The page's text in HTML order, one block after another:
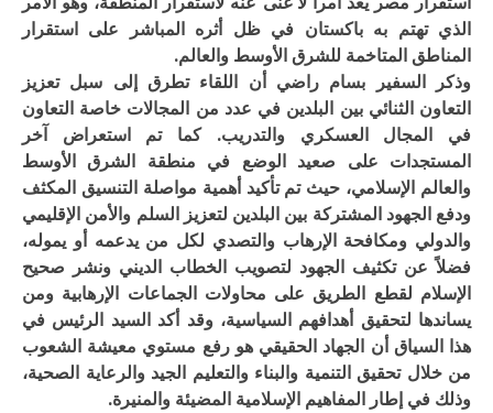
الذي تهتم به باكستان في ظل أثره المباشر على استقرار
المناطق المتاخمة للشرق الأوسط والعالم.
وذكر السفير بسام راضي أن اللقاء تطرق إلى سبل تعزيز
التعاون الثنائي بين البلدين في عدد من المجالات خاصة التعاون
في المجال العسكري والتدريب. كما تم استعراض آخر
المستجدات على صعيد الوضع في منطقة الشرق الأوسط
والعالم الإسلامي، حيث تم تأكيد أهمية مواصلة التنسيق المكثف
ودفع الجهود المشتركة بين البلدين لتعزيز السلم والأمن الإقليمي
والدولي ومكافحة الإرهاب والتصدي لكل من يدعمه أو يموله،
فضلاً عن تكثيف الجهود لتصويب الخطاب الديني ونشر صحيح
الإسلام لقطع الطريق على محاولات الجماعات الإرهابية ومن
يساندها لتحقيق أهدافهم السياسية، وقد أكد السيد الرئيس في
هذا السياق أن الجهاد الحقيقي هو رفع مستوي معيشة الشعوب
من خلال تحقيق التنمية والبناء والتعليم الجيد والرعاية الصحية،
وذلك في إطار المفاهيم الإسلامية المضيئة والمنيرة.